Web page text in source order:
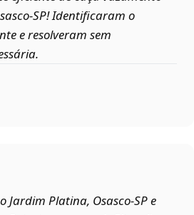
Identificaram o
e resolveram sem
Jardim Platina, Osasco‑SP e